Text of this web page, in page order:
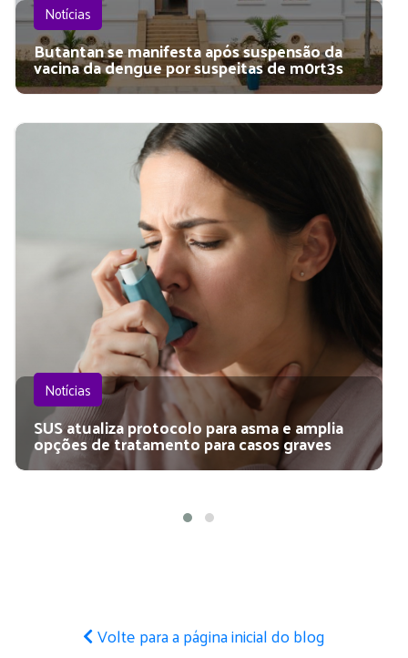
Notícias
Butantan se manifesta após suspensão da
vacina da dengue por suspeitas de m0rt3s
Notícias
SUS atualiza protocolo para asma e amplia
opções de tratamento para casos graves
Volte para a página inicial do blog